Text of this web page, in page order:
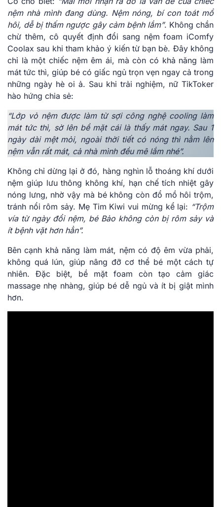
nệm nhà mình đang dùng. Nệm nóng, bí con toát mồ
hôi, dễ bị thấm ngược gây cảm bệnh lắm”. Không chần
chừ thêm, cô quyết định đổi sang nệm foam iComfy
Coolax sau khi tham khảo ý kiến từ bạn bè. Đây không
chỉ là một chiếc nệm êm ái, mà còn có khả năng làm
mát tức thì, giúp bé có giấc ngủ trọn vẹn ngay cả trong
những ngày hè oi ả. Sau khi trải nghiệm, nữ TikToker
hào hứng chia sẻ:
“Lớp vỏ nệm được làm từ sợi công nghệ cooling làm
mát tức thì, sờ lên bề mặt cái là thấy mát ngay. Sau 1
ngày dài mệt mỏi, ngoài thời tiết có nóng thì nằm lên
nệm vẫn rất mát, cả nhà mình đều mê lắm nhé”.
Không chỉ dừng lại ở đó, hàng nghìn lỗ thoáng khí dưới
nệm giúp lưu thông không khí, hạn chế tích nhiệt gây
nóng lưng, nhờ vậy mà bé không còn đổ mồ hôi trộm,
tránh nổi rôm sảy. Mẹ Tim Kiwi vui mừng kể lại: “Trộm
vía từ ngày đổi nệm, bé Bảo không còn bị rôm sảy và
ít bệnh vặt hơn hẳn”.
Bên cạnh khả năng làm mát, nệm có độ êm vừa phải,
không quá lún, giúp nâng đỡ cơ thể bé một cách tự
nhiên. Đặc biệt, bề mặt foam còn tạo cảm giác
massage nhẹ nhàng, giúp bé dễ ngủ và ít bị giật mình
hơn.